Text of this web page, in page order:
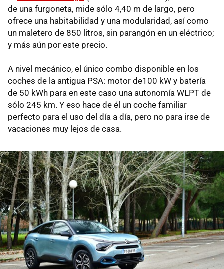
de una furgoneta, mide sólo 4,40 m de largo, pero
ofrece una habitabilidad y una modularidad, así como
un maletero de 850 litros, sin parangón en un eléctrico;
y más aún por este precio.
A nivel mecánico, el único combo disponible en los
coches de la antigua PSA: motor de100 kW y batería
de 50 kWh para en este caso una autonomía WLPT de
sólo 245 km. Y eso hace de él un coche familiar
perfecto para el uso del día a día, pero no para irse de
vacaciones muy lejos de casa.